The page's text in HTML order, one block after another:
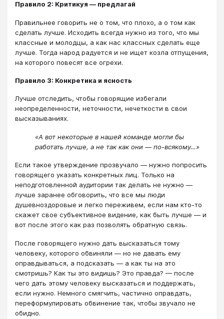
Правило 2: Критикуя — предлагай
Правильнее говорить не о том, что плохо, а о том как
сделать лучше. Исходить всегда нужно из того, что мы
классные и молодцы, а как нас классных сделать еще
лучше. Тогда народ радуется и не ищет козла отпущения,
на которого повесят все огрехи.
Правило 3: Конкретика и ясность
Лучше отследить, чтобы говорящие избегали
неопределенности, неточности, нечеткости в свои
высказываниях.
«А вот некоторые в нашей команде могли бы
работать лучше, а не так как они — по-всякому…»
Если такое утверждение прозвучало — нужно попросить
говорящего указать конкретных лиц. Только на
неподготовленной аудитории так делать не нужно —
лучше заранее обговорить, что все мы люди
душевноздоровые и легко переживем, если нам кто-то
скажет свое субъективное видение, как быть лучше — и
вот после этого как раз позволять обратную связь.
После говорящего нужно дать высказаться тому
человеку, которого обвиняли — но не давать ему
оправдываться, а подсказать — а как ты на это
смотришь? Как ты это видишь? Это правда? — после
чего дать этому человеку высказаться и поддержать,
если нужно. Немного смягчить, частично оправдать,
переформулировать обвинение так, чтобы звучало не
обидно.